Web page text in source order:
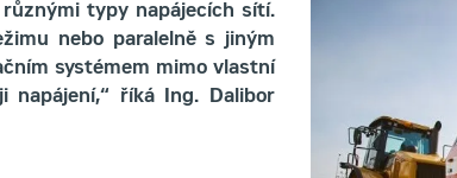
typy napájecích sítí.
nebo paralelně s jiným
systémem mimo vlastní
napájení,“ říká Ing. Dalibor